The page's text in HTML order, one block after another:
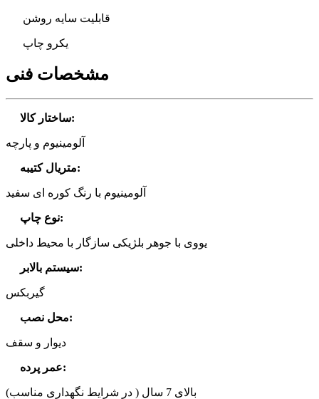
قابلیت سایه روشن
یکرو چاپ
مشخصات فنی
ساختار کالا:
آلومینیوم و پارچه
متریال کتیبه:
آلومینیوم با رنگ کوره ای سفید
نوع چاپ:
یووی با جوهر بلژیکی سازگار با محیط داخلی
سیستم بالابر:
گیربکس
محل نصب:
دیوار و سقف
عمر پرده:
بالای 7 سال ( در شرایط نگهداری مناسب)